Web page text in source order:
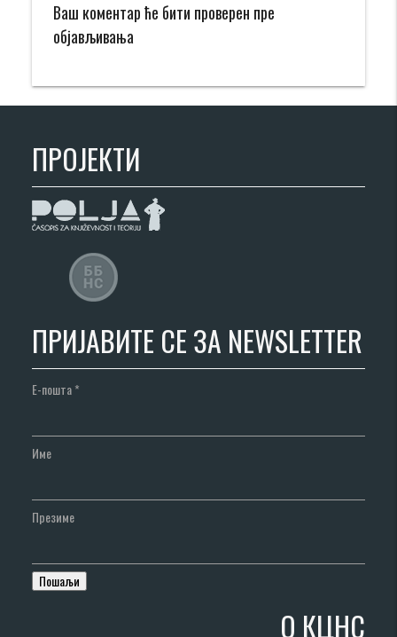
Ваш коментар ће бити проверен пре
објављивања
ПРОЈЕКТИ
ПРИЈАВИТЕ СЕ ЗА NEWSLETTER
Е-пошта*
Име
Презиме
О КЦНС